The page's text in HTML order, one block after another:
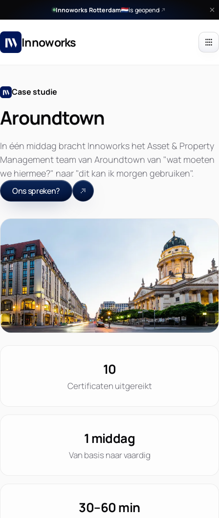
Innoworks Rotterdam🇳🇱is geopend
Innoworks
Case studie
Aroundtown
In één middag bracht Innoworks het Asset & Property
Management team van Aroundtown van "wat moeten
we hiermee?" naar "dit kan ik morgen gebruiken".
Ons spreken?
10
Certificaten uitgereikt
1 middag
Van basis naar vaardig
30–60 min